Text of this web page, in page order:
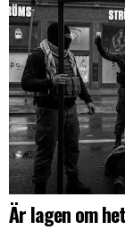
Är lagen om